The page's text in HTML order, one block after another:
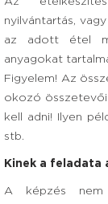
nyilvántartás,
az adott étel
anyagokat
Figyelem! Az
okozó
kell adni! Ilyen
stb.
Kinek a feladata
A képzés nem